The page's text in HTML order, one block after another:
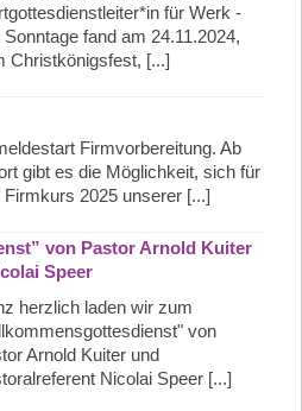
für Werk -
Sonntage fand am 24.11.2024,
Christkönigsfest, [...]
Firmvorbereitung. Ab
gibt es die Möglichkeit, sich für
Firmkurs 2025 unserer [...]
von Pastor Arnold Kuiter
Speer
herzlich laden wir zum
von
Arnold Kuiter und
Nicolai Speer [...]